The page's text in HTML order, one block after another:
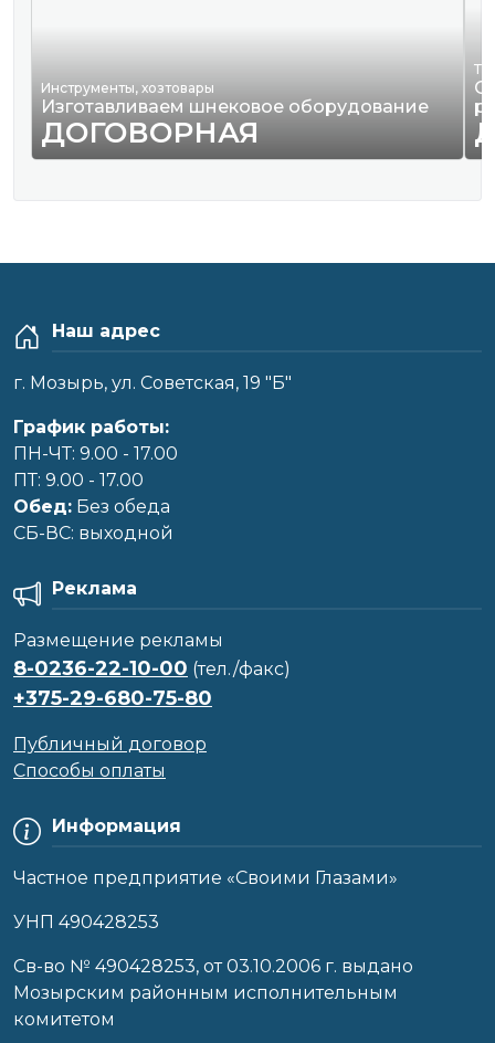
Инструменты, хозтовары
Изготавливаем шнековое оборудование
ДОГОВОРНАЯ
Наш адрес
г. Мозырь, ул. Советская, 19 "Б"
График работы:
ПН-ЧТ: 9.00 - 17.00
ПТ: 9.00 - 17.00
Обед: Без обеда
CБ-ВС: выходной
Информация
Частное предприятие «Своими Глазами»
УНП 490428253
Cв-во № 490428253, от 03.10.2006 г. выдано
Мозырским районным исполнительным
комитетом
Реклама
Размещение рекламы
8-0236-22-10-00 (тел./факс)
+375-29-680-75-80
Публичный договор
Способы оплаты